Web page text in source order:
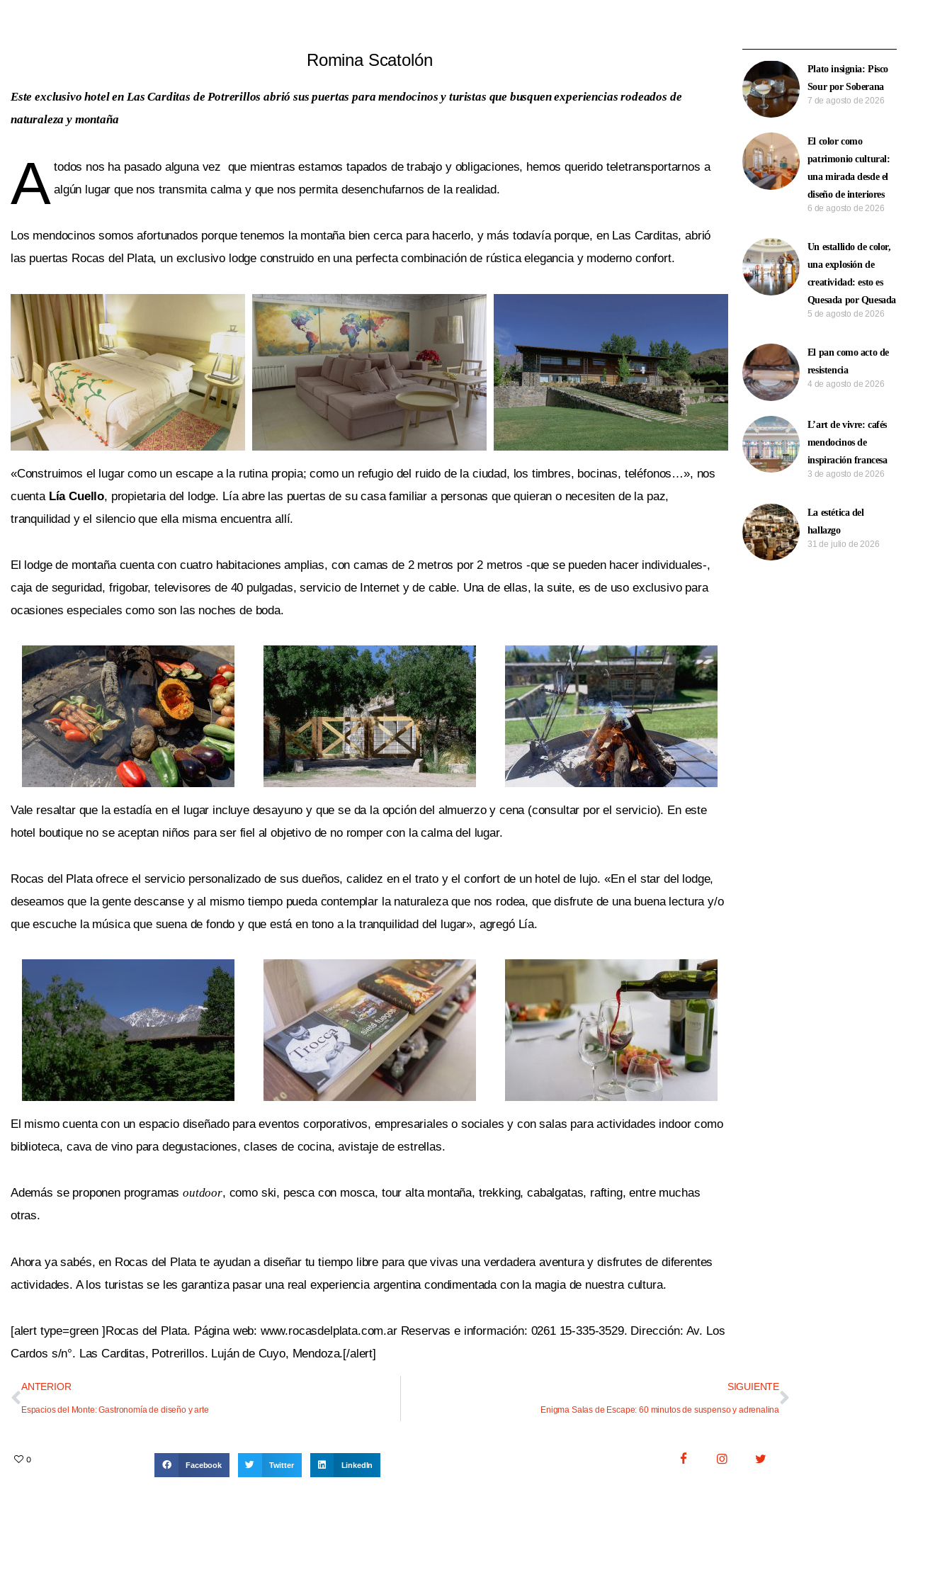
Romina Scatolón
Este exclusivo hotel en Las Carditas de Potrerillos abrió sus puertas para mendocinos y turistas que busquen experiencias rodeados de
naturaleza y montaña
A todos nos ha pasado alguna vez que mientras estamos tapados de trabajo y obligaciones, hemos querido teletransportarnos a
algún lugar que nos transmita calma y que nos permita desenchufarnos de la realidad.
Los mendocinos somos afortunados porque tenemos la montaña bien cerca para hacerlo, y más todavía porque, en Las Carditas, abrió
las puertas Rocas del Plata, un exclusivo lodge construido en una perfecta combinación de rústica elegancia y moderno confort.
«Construimos el lugar como un escape a la rutina propia; como un refugio del ruido de la ciudad, los timbres, bocinas, teléfonos…», nos
cuenta Lía Cuello, propietaria del lodge. Lía abre las puertas de su casa familiar a personas que quieran o necesiten de la paz,
tranquilidad y el silencio que ella misma encuentra allí.
El lodge de montaña cuenta con cuatro habitaciones amplias, con camas de 2 metros por 2 metros -que se pueden hacer individuales-,
caja de seguridad, frigobar, televisores de 40 pulgadas, servicio de Internet y de cable. Una de ellas, la suite, es de uso exclusivo para
ocasiones especiales como son las noches de boda.
Vale resaltar que la estadía en el lugar incluye desayuno y que se da la opción del almuerzo y cena (consultar por el servicio). En este
hotel boutique no se aceptan niños para ser fiel al objetivo de no romper con la calma del lugar.
Rocas del Plata ofrece el servicio personalizado de sus dueños, calidez en el trato y el confort de un hotel de lujo. «En el star del lodge,
deseamos que la gente descanse y al mismo tiempo pueda contemplar la naturaleza que nos rodea, que disfrute de una buena lectura y/o
que escuche la música que suena de fondo y que está en tono a la tranquilidad del lugar», agregó Lía.
El mismo cuenta con un espacio diseñado para eventos corporativos, empresariales o sociales y con salas para actividades indoor como
biblioteca, cava de vino para degustaciones, clases de cocina, avistaje de estrellas.
Además se proponen programasoutdoor, como ski, pesca con mosca, tour alta montaña, trekking, cabalgatas, rafting, entre muchas
otras.
Ahora ya sabés, en Rocas del Plata te ayudan a diseñar tu tiempo libre para que vivas una verdadera aventura y disfrutes de diferentes
actividades. A los turistas se les garantiza pasar una real experiencia argentina condimentada con la magia de nuestra cultura.
[alert type=green ]Rocas del Plata. Página web: www.rocasdelplata.com.ar Reservas e información: 0261 15-335-3529. Dirección: Av. Los
Cardos s/n°. Las Carditas, Potrerillos. Luján de Cuyo, Mendoza.[/alert]
Plato insignia: Pisco
Sour por Soberana
7 de agosto de 2026
El color como
patrimonio cultural:
una mirada desde el
diseño de interiores
6 de agosto de 2026
Un estallido de color,
una explosión de
creatividad: esto es
Quesada por Quesada
5 de agosto de 2026
El pan como acto de
resistencia
4 de agosto de 2026
L’art de vivre: cafés
mendocinos de
inspiración francesa
3 de agosto de 2026
La estética del
hallazgo
31 de julio de 2026
ANTERIOR
Espacios del Monte: Gastronomía de diseño y arte
SIGUIENTE
Enigma Salas de Escape: 60 minutos de suspenso y adrenalina
0
Facebook Twitter LinkedIn